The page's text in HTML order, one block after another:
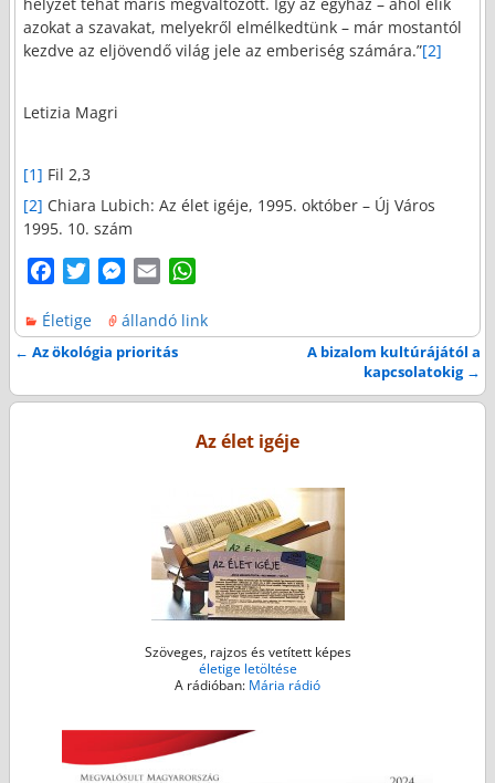
azokat a szavakat, melyekről elmélkedtünk – már mostantól
kezdve az eljövendő világ jele az emberiség számára.”[2]
Letizia Magri
[1] Fil 2,3
[2] Chiara Lubich: Az élet igéje, 1995. október – Új Város
1995. 10. szám
c
e
o
i
t
e
M
s
s
n
a
i
a
A
p
p
Életige állandó link
← Az ökológia prioritás
A bizalom kultúrájától a
kapcsolatokig →
Az élet igéje
Szöveges, rajzos és vetített képes
életige letöltése
A rádióban: Mária rádió